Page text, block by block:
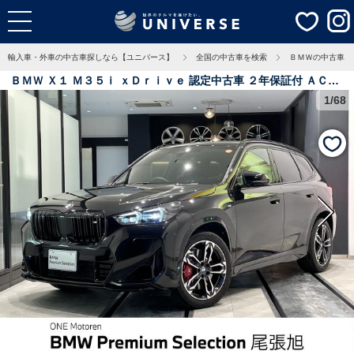
輸入車・外車の中古車探しなら【ユニバース】 全国の中古車を検索 ＢＭＷの中古車
ＢＭＷ Ｘ１ Ｍ３５ｉ ｘＤｒｉｖｅ 認定中古車 ２年保証付 ＡＣＣ
ＨＵＤ 禁煙車 テクノロジーＰＫＧ カーブドディスプレイ 純正１
９インチＡＷ アダプティブＭサスペンション ｈａｒｍａｎ／ｋａ
ｒｄｏｎ トップビューカメラ 0.8万Km 愛知県
1/68